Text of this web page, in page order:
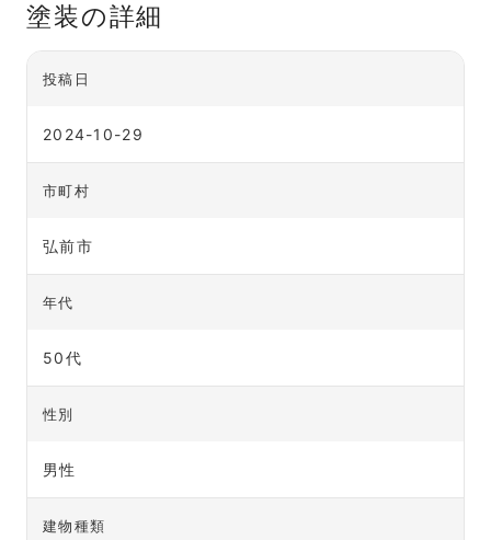
塗装の詳細
投稿日
2024-10-29
市町村
弘前市
年代
50代
性別
男性
建物種類